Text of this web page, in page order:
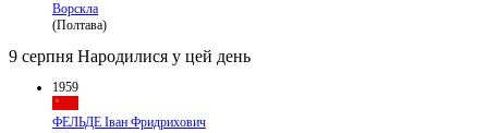
Ворскла
(Полтава)
9 серпня Народилися у цей день
1959
ФЕЛЬДЕ Іван Фридрихович